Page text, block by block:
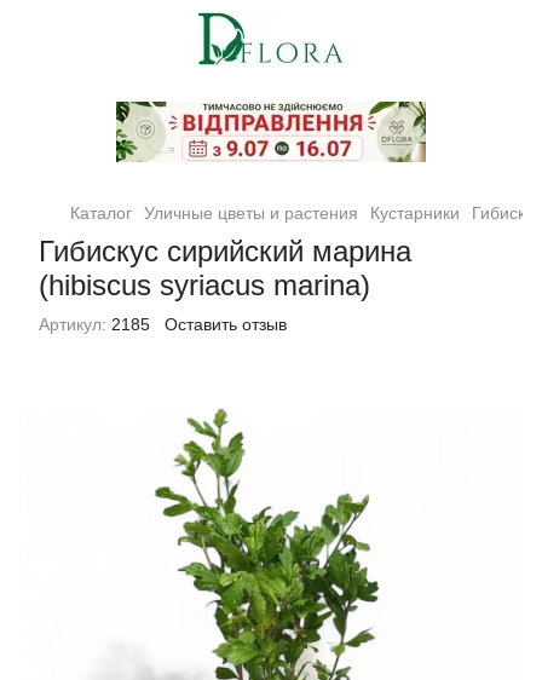
Кімнатні рослини та квіти
Каталог Уличные цветы и растения Кустарники
Гибискус сирийский марина
(hibiscus syriacus marina)
Артикул: 2185 Оставить отзыв